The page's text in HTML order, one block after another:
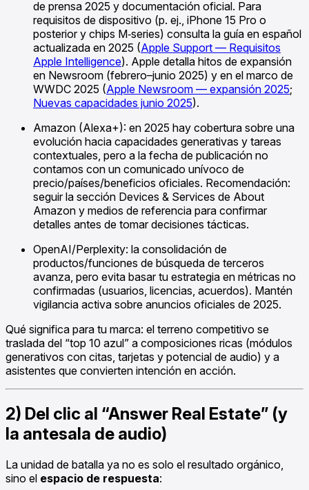
de prensa 2025 y documentación oficial. Para
requisitos de dispositivo (p. ej., iPhone 15 Pro o
posterior y chips M‑series) consulta la guía en español
actualizada en 2025 (Apple Support — Requisitos
Apple Intelligence). Apple detalla hitos de expansión
en Newsroom (febrero–junio 2025) y en el marco de
WWDC 2025 (Apple Newsroom — expansión 2025;
Nuevas capacidades junio 2025).
Amazon (Alexa+): en 2025 hay cobertura sobre una
evolución hacia capacidades generativas y tareas
contextuales, pero a la fecha de publicación no
contamos con un comunicado unívoco de
precio/países/beneficios oficiales. Recomendación:
seguir la sección Devices & Services de About
Amazon y medios de referencia para confirmar
detalles antes de tomar decisiones tácticas.
OpenAI/Perplexity: la consolidación de
productos/funciones de búsqueda de terceros
avanza, pero evita basar tu estrategia en métricas no
confirmadas (usuarios, licencias, acuerdos). Mantén
vigilancia activa sobre anuncios oficiales de 2025.
Qué significa para tu marca: el terreno competitivo se
traslada del “top 10 azul” a composiciones ricas (módulos
generativos con citas, tarjetas y potencial de audio) y a
asistentes que convierten intención en acción.
2) Del clic al “Answer Real Estate” (y
la antesala de audio)
La unidad de batalla ya no es solo el resultado orgánico,
sino el espacio de respuesta: